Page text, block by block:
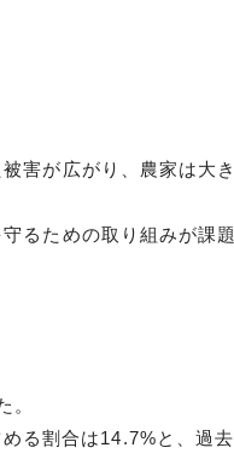
害が広がり、農家は大き
るための取り組みが課題
。
る割合は14.7%と、過去